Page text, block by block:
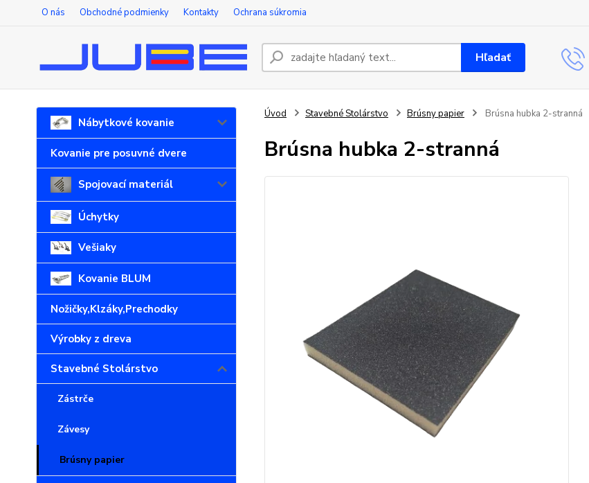
O nás Obchodné podmienky Kontakty Ochrana súkromia
Hľadať
Nábytkové kovanie
Kovanie pre posuvné dvere
Spojovací materiál
Úchytky
Vešiaky
Kovanie BLUM
Nožičky,Klzáky,Prechodky
Výrobky z dreva
Stavebné Stolárstvo
Zástrče
Závesy
Brúsny papier
Úvod Stavebné Stolárstvo Brúsny papier Brúsna hubka 2-stranná
Brúsna hubka 2-stranná